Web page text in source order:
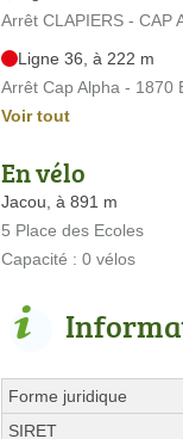
Arrêt CLAPIERS - CAP
Ligne 36, à 222 m
Arrêt Cap Alpha - 1870
Voir tout
En vélo
Jacou, à 891 m
5 Place des Ecoles
Capacité : 0 vélos
Forme juridique
SIRET